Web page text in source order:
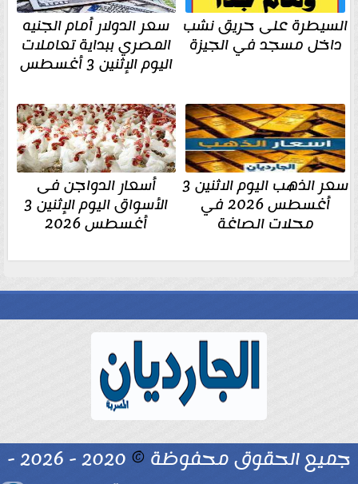
السيطرة على حريق نشب
داخل مسجد في الجيزة
سعر الدولار أمام الجنيه
المصري ببداية تعاملات
اليوم الإثنين 3 أغسطس
سعر الذهب اليوم الاثنين 3
أغسطس 2026 في
محلات الصاغة
أسعار الدواجن فى
الأسواق اليوم الإثنين 3
أغسطس 2026
جميع الحقوق محفوظة ©
2020 - 2026 -